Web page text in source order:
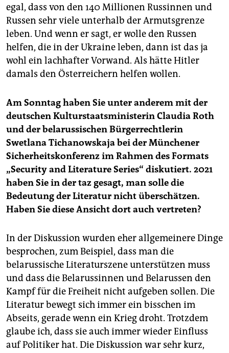
egal, dass von den 140 Millionen Russinnen und
Russen sehr viele unterhalb der Armutsgrenze
leben. Und wenn er sagt, er wolle den Russen
helfen, die in der Ukraine leben, dann ist das ja
wohl ein lachhafter Vorwand. Als hätte Hitler
damals den Österreichern helfen wollen.
Am Sonntag haben Sie unter anderem mit der
deutschen Kulturstaatsministerin Claudia Roth
und der belarussischen Bürgerrechtlerin
Swetlana Tichanowskaja bei der Münchener
Sicherheitskonferenz im Rahmen des Formats
„Security and Literature Series“ diskutiert. 2021
haben Sie in der taz gesagt, man solle die
Bedeutung der Literatur nicht überschätzen.
Haben Sie diese Ansicht dort auch vertreten?
In der Diskussion wurden eher allgemeinere Dinge
besprochen, zum Beispiel, dass man die
belarussische Literaturszene unterstützen muss
und dass die Belarussinnen und Belarussen den
Kampf für die Freiheit nicht aufgeben sollen. Die
Literatur bewegt sich immer ein bisschen im
Abseits, gerade wenn ein Krieg droht. Trotzdem
glaube ich, dass sie auch immer wieder Einfluss
auf Politiker hat. Die Diskussion war sehr kurz,